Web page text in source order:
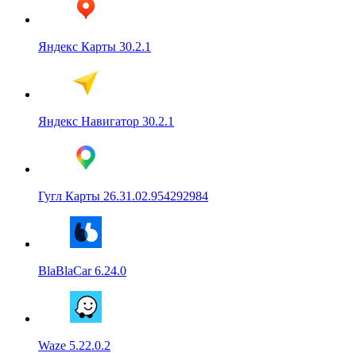
Яндекс Карты 30.2.1
Яндекс Навигатор 30.2.1
Гугл Карты 26.31.02.954292984
BlaBlaCar 6.24.0
Waze 5.22.0.2